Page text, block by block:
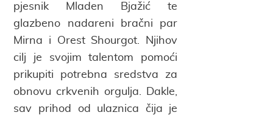
pjesnik Mladen Bjažić te
glazbeno nadareni bračni par
Mirna i Orest Shourgot. Njihov
cilj je svojim talentom pomoći
prikupiti potrebna sredstva za
obnovu crkvenih orgulja. Dakle,
sav prihod od ulaznica čija je